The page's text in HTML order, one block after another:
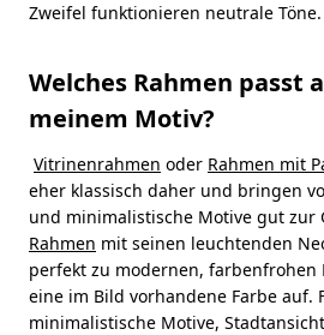
Zweifel funktionieren neutrale Töne.
Welches Rahmen passt
meinem Motiv?
Vitrinenrahmen oder Rahmen mit
eher klassisch daher und bringen
und minimalistische Motive gut zur
Rahmen mit seinen leuchtenden
perfekt zu modernen,
eine im Bild vorhandene Farbe auf.
minimalistische Motive,